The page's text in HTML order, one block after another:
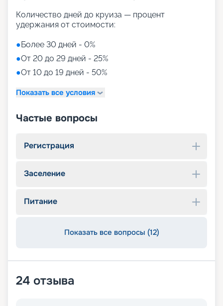
Количество дней до круиза — процент
удержания от стоимости:
●Более 30 дней - 0%
●От 20 до 29 дней - 25%
●От 10 до 19 дней - 50%
Показать все условия
Частые вопросы
Регистрация
Заселение
Питание
Показать все вопросы (12)
24 отзыва